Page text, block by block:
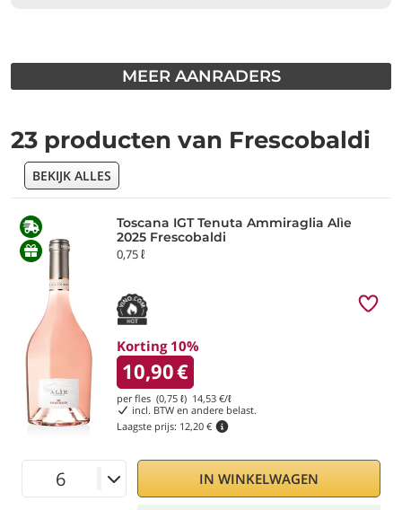
MEER AANRADERS
23 producten van Frescobaldi
BEKIJK ALLES
Toscana IGT Tenuta Ammiraglia Alìe
2025 Frescobaldi
0,75 ℓ
Korting 10%
10,90€
per fles (0,75 ℓ) 14,53 €/ℓ
incl. BTW en andere belast.
Laagste prijs: 12,20 €
IN WINKELWAGEN